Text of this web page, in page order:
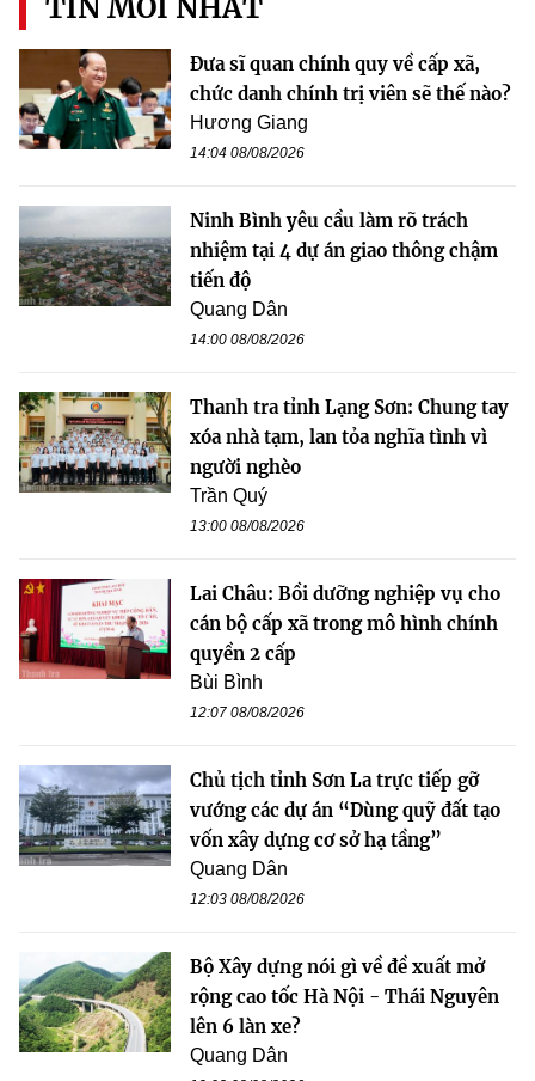
TIN MỚI NHẤT
Đưa sĩ quan chính quy về cấp xã,
chức danh chính trị viên sẽ thế nào?
Hương Giang
14:04 08/08/2026
Ninh Bình yêu cầu làm rõ trách
nhiệm tại 4 dự án giao thông chậm
tiến độ
Quang Dân
14:00 08/08/2026
Thanh tra tỉnh Lạng Sơn: Chung tay
xóa nhà tạm, lan tỏa nghĩa tình vì
người nghèo
Trần Quý
13:00 08/08/2026
Lai Châu: Bồi dưỡng nghiệp vụ cho
cán bộ cấp xã trong mô hình chính
quyền 2 cấp
Bùi Bình
12:07 08/08/2026
Chủ tịch tỉnh Sơn La trực tiếp gỡ
vướng các dự án “Dùng quỹ đất tạo
vốn xây dựng cơ sở hạ tầng”
Quang Dân
12:03 08/08/2026
Bộ Xây dựng nói gì về đề xuất mở
rộng cao tốc Hà Nội - Thái Nguyên
lên 6 làn xe?
Quang Dân